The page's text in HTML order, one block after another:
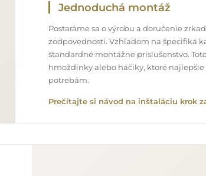
Jednoduchá montáž
Postaráme sa o výrobu a doručenie
zodpovednosti. Vzhľadom na špecifiká
štandardné montážne príslušenstvo.
hmoždinky alebo háčiky, ktoré
potrebám.
Prečítajte si návod na inštaláciu krok